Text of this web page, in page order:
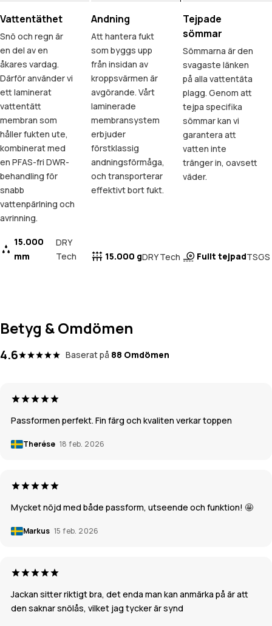
Vattentäthet
Snö och regn är
en del av en
åkares vardag.
Därför använder vi
ett laminerat
vattentätt
membran som
håller fukten ute,
kombinerat med
en PFAS-fri DWR-
behandling för
snabb
vattenpärlning och
avrinning.
15.000
mm
DRY
Tech
Andning
Att hantera fukt
som byggs upp
från insidan av
kroppsvärmen är
avgörande. Vårt
laminerade
membransystem
erbjuder
förstklassig
andningsförmåga,
och transporterar
effektivt bort fukt.
15.000 gDRY Tech
Tejpade
sömmar
Sömmarna är den
svagaste länken
på alla vattentäta
plagg. Genom att
tejpa specifika
sömmar kan vi
garantera att
vatten inte
tränger in, oavsett
väder.
Fullt tejpadTSGS
Betyg & Omdömen
4.6 Baserat på 88 Omdömen
Passformen perfekt. Fin färg och kvaliten verkar toppen
Therése 18 feb. 2026
Mycket nöjd med både passform, utseende och funktion! 🤩
Markus 15 feb. 2026
Jackan sitter riktigt bra, det enda man kan anmärka på är att
den saknar snölås, vilket jag tycker är synd